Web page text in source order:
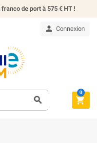
franco de port à 575 € HT !
 Connexion
 
0